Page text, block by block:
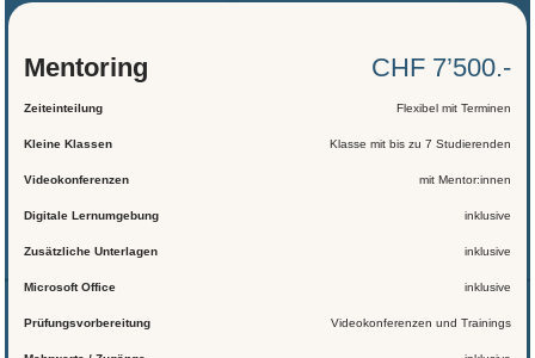
Mentoring CHF 7’500.-
Zeiteinteilung Flexibel mit Terminen
Kleine Klassen Klasse mit bis zu 7 Studierenden
Videokonferenzen mit Mentor:innen
Digitale Lernumgebung inklusive
Zusätzliche Unterlagen inklusive
Microsoft Office inklusive
Prüfungsvorbereitung Videokonferenzen und Trainings